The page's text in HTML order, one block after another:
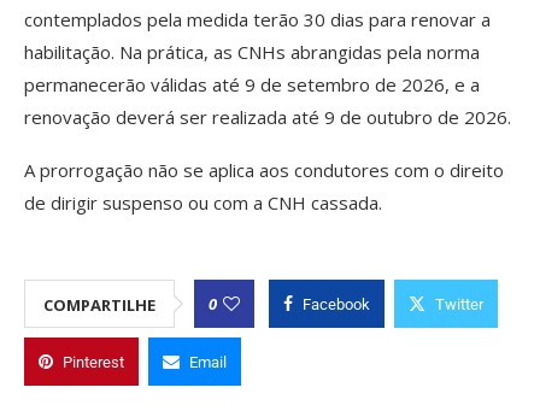
contemplados pela medida terão 30 dias para renovar a
habilitação. Na prática, as CNHs abrangidas pela norma
permanecerão válidas até 9 de setembro de 2026, e a
renovação deverá ser realizada até 9 de outubro de 2026.
A prorrogação não se aplica aos condutores com o direito
de dirigir suspenso ou com a CNH cassada.
COMPARTILHE 0 Facebook Twitter
Pinterest Email